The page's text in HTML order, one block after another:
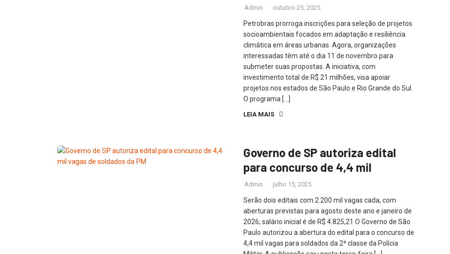
Admin outubro 25, 2025
Petrobras prorroga inscrições para seleção de projetos
socioambientais focados em adaptação e resiliência
climática em áreas urbanas. Agora, organizações
interessadas têm até o dia 11 de novembro para
submeter suas propostas. A iniciativa, com
investimento total de R$ 21 milhões, visa apoiar
projetos nos estados de São Paulo e Rio Grande do Sul.
O programa […]
LEIA MAIS
Governo de SP autoriza edital
para concurso de 4,4 mil
Admin julho 15, 2025
Serão dois editais com 2.200 mil vagas cada, com
aberturas previstas para agosto deste ano e janeiro de
2026; salário inicial é de R$ 4.825,21 O Governo de São
Paulo autorizou a abertura do edital para o concurso de
4,4 mil vagas para soldados da 2ª classe da Polícia